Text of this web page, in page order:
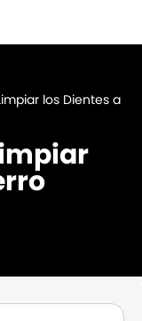
los Dientes a